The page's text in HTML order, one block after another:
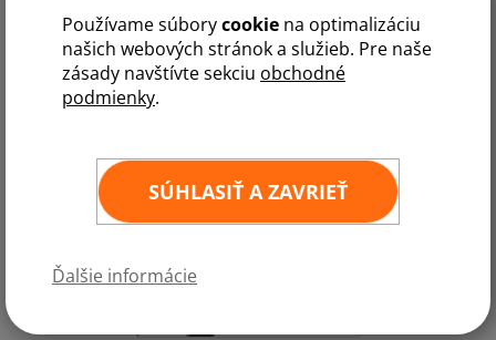
Používame súborycookie na optimalizáciu
našich webových stránok a služieb. Pre naše
zásady navštívte sekciu obchodné
podmienky.
SÚHLASIŤ A ZAVRIEŤ
Ďalšie informácie